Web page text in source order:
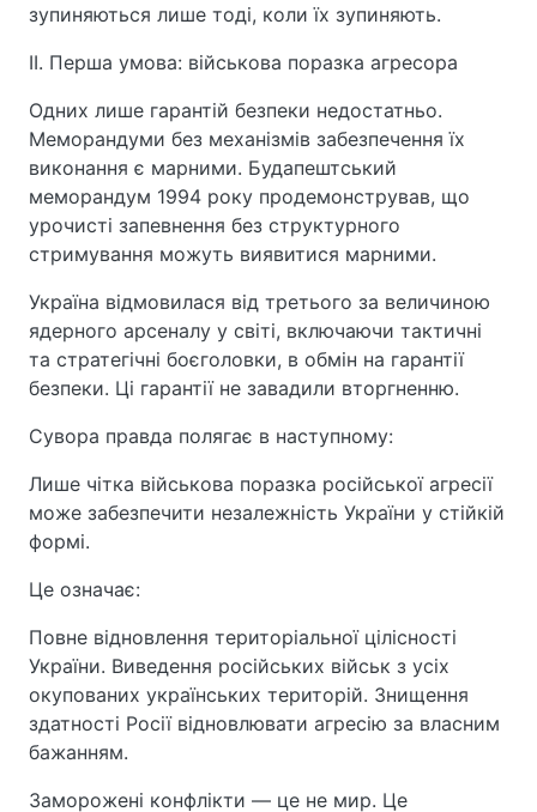
зупиняються лише тоді, коли їх зупиняють.
ІІ. Перша умова: військова поразка агресора
Одних лише гарантій безпеки недостатньо.
Меморандуми без механізмів забезпечення їх
виконання є марними. Будапештський
меморандум 1994 року продемонстрував, що
урочисті запевнення без структурного
стримування можуть виявитися марними.
Україна відмовилася від третього за величиною
ядерного арсеналу у світі, включаючи тактичні
та стратегічні боєголовки, в обмін на гарантії
безпеки. Ці гарантії не завадили вторгненню.
Сувора правда полягає в наступному:
Лише чітка військова поразка російської агресії
може забезпечити незалежність України у стійкій
формі.
Це означає:
Повне відновлення територіальної цілісності
України. Виведення російських військ з усіх
окупованих українських територій. Знищення
здатності Росії відновлювати агресію за власним
бажанням.
Заморожені конфлікти — це не мир. Це